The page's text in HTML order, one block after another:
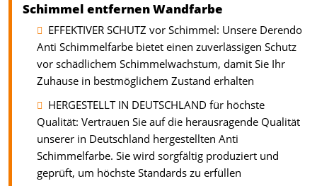
Schimmel entfernen Wandfarbe
EFFEKTIVER SCHUTZ vor Schimmel: Unsere Derendo
Anti Schimmelfarbe bietet einen zuverlässigen Schutz
vor schädlichem Schimmelwachstum, damit Sie Ihr
Zuhause in bestmöglichem Zustand erhalten
HERGESTELLT IN DEUTSCHLAND für höchste
Qualität: Vertrauen Sie auf die herausragende Qualität
unserer in Deutschland hergestellten Anti
Schimmelfarbe. Sie wird sorgfältig produziert und
geprüft, um höchste Standards zu erfüllen